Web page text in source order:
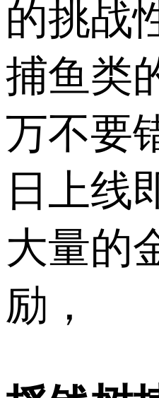
的挑战
捕鱼类
万不要
日上线
大量的
励，